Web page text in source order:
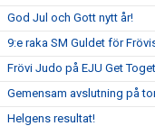
God Jul och Gott nytt år!
9:e raka SM Guldet för
Frövi Judo på EJU Get
Gemensam avslutning på
Helgens resultat!